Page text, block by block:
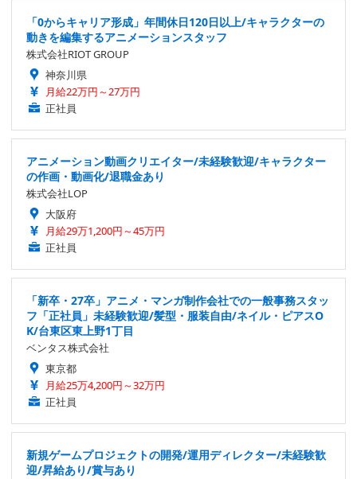
「0からキャリア形成」年間休日120日以上/キャラクターの
動きを編集するアニメーションスタッフ
株式会社RIOT GROUP
神奈川県
月給22万円～27万円
正社員
アニメーション動画クリエイター/未経験歓迎/キャラクター
の作画・動画化/退職金あり
株式会社LOP
大阪府
月給29万1,200円～45万円
正社員
「新卒・27卒」アニメ・マンガ制作会社での一般事務スタッ
フ「正社員」未経験歓迎/髪型・服装自由/ネイル・ピアスO
K/台東区東上野1丁目
ベンタス株式会社
東京都
月給25万4,200円～32万円
正社員
新規ゲームプロジェクトの開発/運用ディレクター/未経験歓
迎/昇給あり/賞与あり